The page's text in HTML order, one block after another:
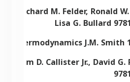
Richard M. Felder, Ronald
Lisa G. Bullard
Thermodynamics J.M. Smith
D. Callister Jr., David G.